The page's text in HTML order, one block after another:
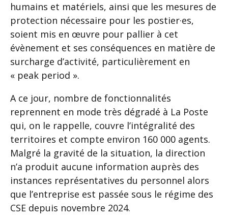
humains et matériels, ainsi que les mesures de
protection nécessaire pour les postier·es,
soient mis en œuvre pour pallier à cet
évènement et ses conséquences en matière de
surcharge d’activité, particulièrement en
« peak period ».
A ce jour, nombre de fonctionnalités
reprennent en mode très dégradé à La Poste
qui, on le rappelle, couvre l’intégralité des
territoires et compte environ 160 000 agents.
Malgré la gravité de la situation, la direction
n’a produit aucune information auprès des
instances représentatives du personnel alors
que l’entreprise est passée sous le régime des
CSE depuis novembre 2024.